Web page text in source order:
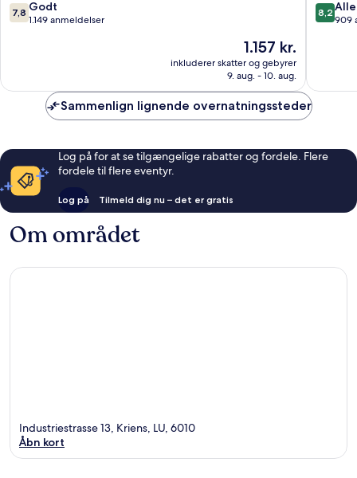
7.8
ud
anmeldelser
7,8 Godt
1.149 anmeldelser
Prisen
1.157 kr.
1.157 kr.
inkluderer skatter og gebyrer
9. aug. - 10. aug.
by
8.2
ud
8,2
909
Sammenlign lignende overnatningssteder
Log på for at se tilgængelige rabatter og fordele. Flere
fordele til flere eventyr.
Log på Tilmeld dig nu – det er gratis
Om området
Industriestrasse 13, Kriens, LU, 6010
Åbn kort